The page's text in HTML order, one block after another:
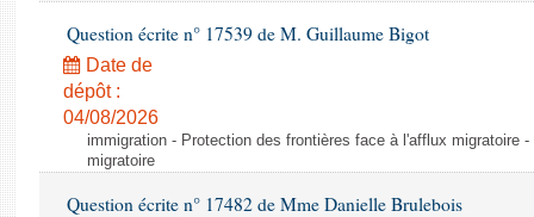
Question écrite n° 17539 de M. Guillaume Bigot
Date de
dépôt :
04/08/2026
immigration - Protection des frontières face à l'afflux migratoire
migratoire
Question écrite n° 17482 de Mme Danielle Brulebois